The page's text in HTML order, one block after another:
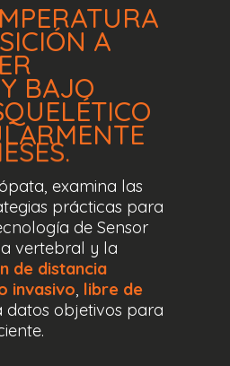
A
Y BAJO
examina las
prácticas para
de Sensor
vertebral y la
de distancia
invasivo, libre de
datos objetivos para